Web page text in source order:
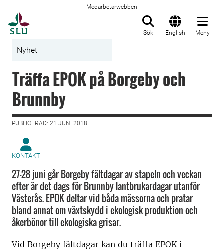
Medarbetarwebben
Sök English Meny
Nyhet
Träffa EPOK på Borgeby och
Brunnby
PUBLICERAD: 21 JUNI 2018
KONTAKT
27-28 juni går Borgeby fältdagar av stapeln och veckan
efter är det dags för Brunnby lantbrukardagar utanför
Västerås. EPOK deltar vid båda mässorna och pratar
bland annat om växtskydd i ekologisk produktion och
åkerbönor till ekologiska grisar.
Vid Borgeby fältdagar kan du träffa EPOK i